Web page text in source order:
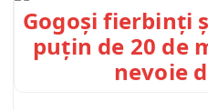
Gogoși fierbinți
puțin de 20 de
nevoie